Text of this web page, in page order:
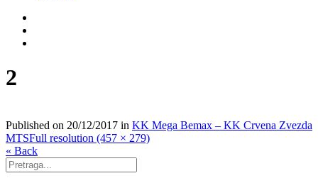
2
Published on 20/12/2017 in KK Mega Bemax – KK Crvena Zvezda
MTSFull resolution (457 × 279)
« Back